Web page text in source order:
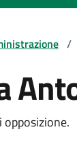
/
opposizione.